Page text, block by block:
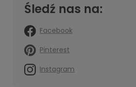
Śledź nas na:
Facebook
Pinterest
Instagram